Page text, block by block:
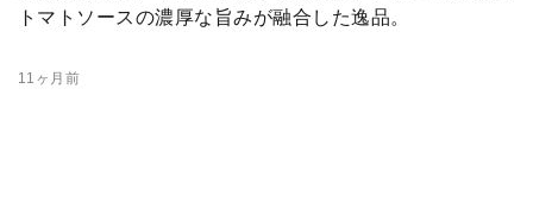
トマトソースの濃厚な旨みが融合した逸品。
11ヶ月前